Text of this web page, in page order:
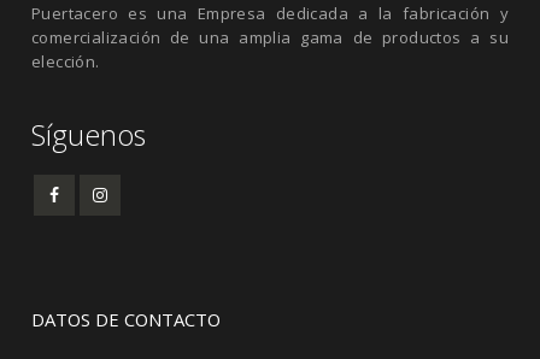
Puertacero es una Empresa dedicada a la fabricación y
comercialización de una amplia gama de productos a su
elección.
Síguenos
DATOS DE CONTACTO